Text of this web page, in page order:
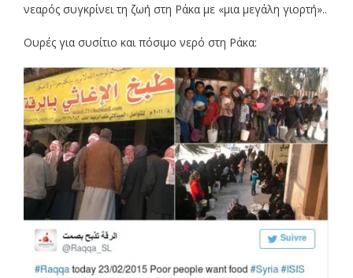
νεαρός συγκρίνει τη ζωή στη Ράκα με «μια μεγάλη γιορτή»..
Ουρές για συσίτιο και πόσιμο νερό στη Ράκα: